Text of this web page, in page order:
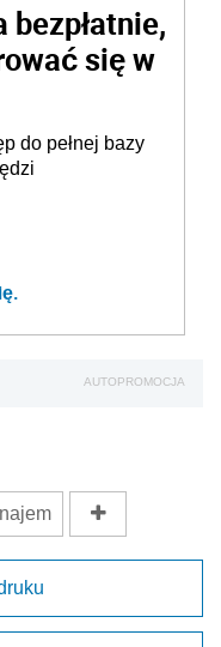
się w
do pełnej bazy
AUTOPROMOCJA